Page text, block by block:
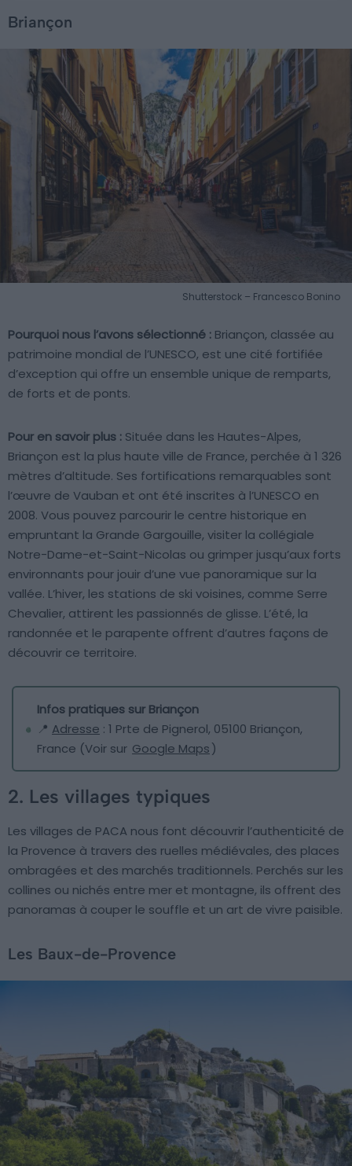
Briançon
Shutterstock – Francesco Bonino
Pourquoi nous l’avons sélectionné : Briançon, classée au
patrimoine mondial de l’UNESCO, est une cité fortifiée
d’exception qui offre un ensemble unique de remparts,
de forts et de ponts.
Pour en savoir plus : Située dans les Hautes-Alpes,
Briançon est la plus haute ville de France, perchée à 1 326
mètres d’altitude. Ses fortifications remarquables sont
l’œuvre de Vauban et ont été inscrites à l’UNESCO en
2008. Vous pouvez parcourir le centre historique en
empruntant la Grande Gargouille, visiter la collégiale
Notre-Dame-et-Saint-Nicolas ou grimper jusqu’aux forts
environnants pour jouir d’une vue panoramique sur la
vallée. L’hiver, les stations de ski voisines, comme Serre
Chevalier, attirent les passionnés de glisse. L’été, la
randonnée et le parapente offrent d’autres façons de
découvrir ce territoire.
Infos pratiques sur Briançon
📍 Adresse : 1 Prte de Pignerol, 05100 Briançon,
France (Voir sur Google Maps)
2. Les villages typiques
Les villages de PACA nous font découvrir l’authenticité de
la Provence à travers des ruelles médiévales, des places
ombragées et des marchés traditionnels. Perchés sur les
collines ou nichés entre mer et montagne, ils offrent des
panoramas à couper le souffle et un art de vivre paisible.
Les Baux-de-Provence